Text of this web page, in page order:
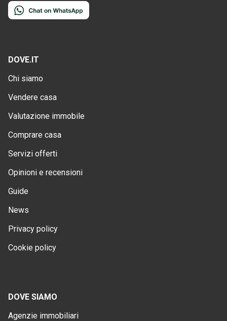
DOVE.IT
Chi siamo
Vendere casa
Valutazione immobile
Comprare casa
Servizi offerti
Opinioni e recensioni
Guide
News
Privacy policy
Cookie policy
DOVE SIAMO
Agenzie immobiliari